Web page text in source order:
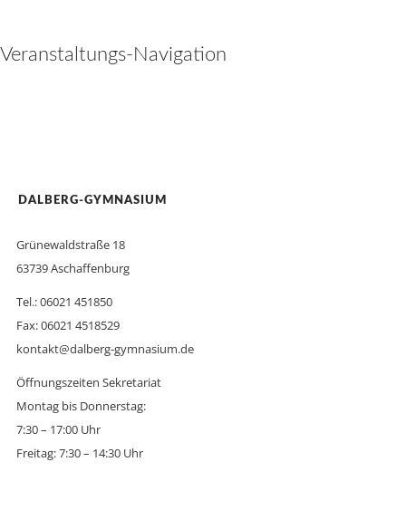
Veranstaltungs-Navigation
DALBERG-GYMNASIUM
Grünewaldstraße 18
63739 Aschaffenburg
Tel.: 06021 451850
Fax: 06021 4518529
kontakt@dalberg-gymnasium.de
Öffnungszeiten Sekretariat
Montag bis Donnerstag:
7:30 – 17:00 Uhr
Freitag: 7:30 – 14:30 Uhr